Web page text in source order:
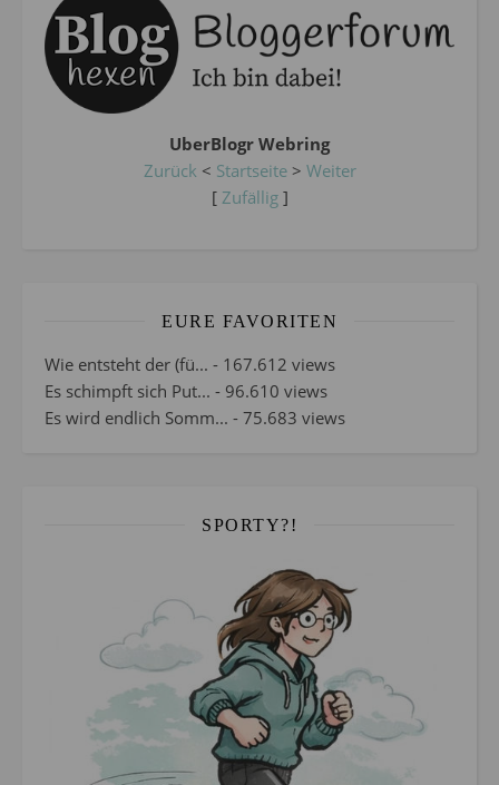
UberBlogr Webring
Zurück < Startseite> Weiter
[ Zufällig]
EURE FAVORITEN
Wie entsteht der (fü... - 167.612 views
Es schimpft sich Put... - 96.610 views
Es wird endlich Somm... - 75.683 views
SPORTY?!